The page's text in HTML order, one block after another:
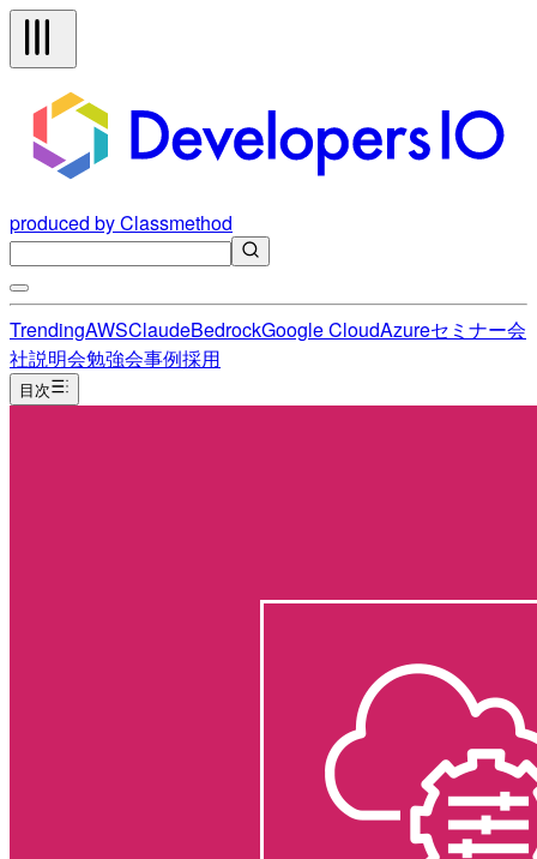
produced by Classmethod
TrendingAWSClaudeBedrockGoogle CloudAzureセミナー会
社説明会勉強会事例採用
目次